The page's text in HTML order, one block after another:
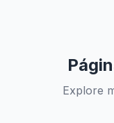
Explore